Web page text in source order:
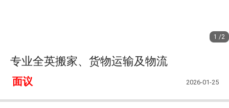
1 /2
专业全英搬家、货物运输及物流
面议 2026-01-25